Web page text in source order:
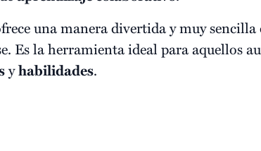
una manera divertida y muy sencilla
Es la herramienta ideal para aquellos
yhabilidades.